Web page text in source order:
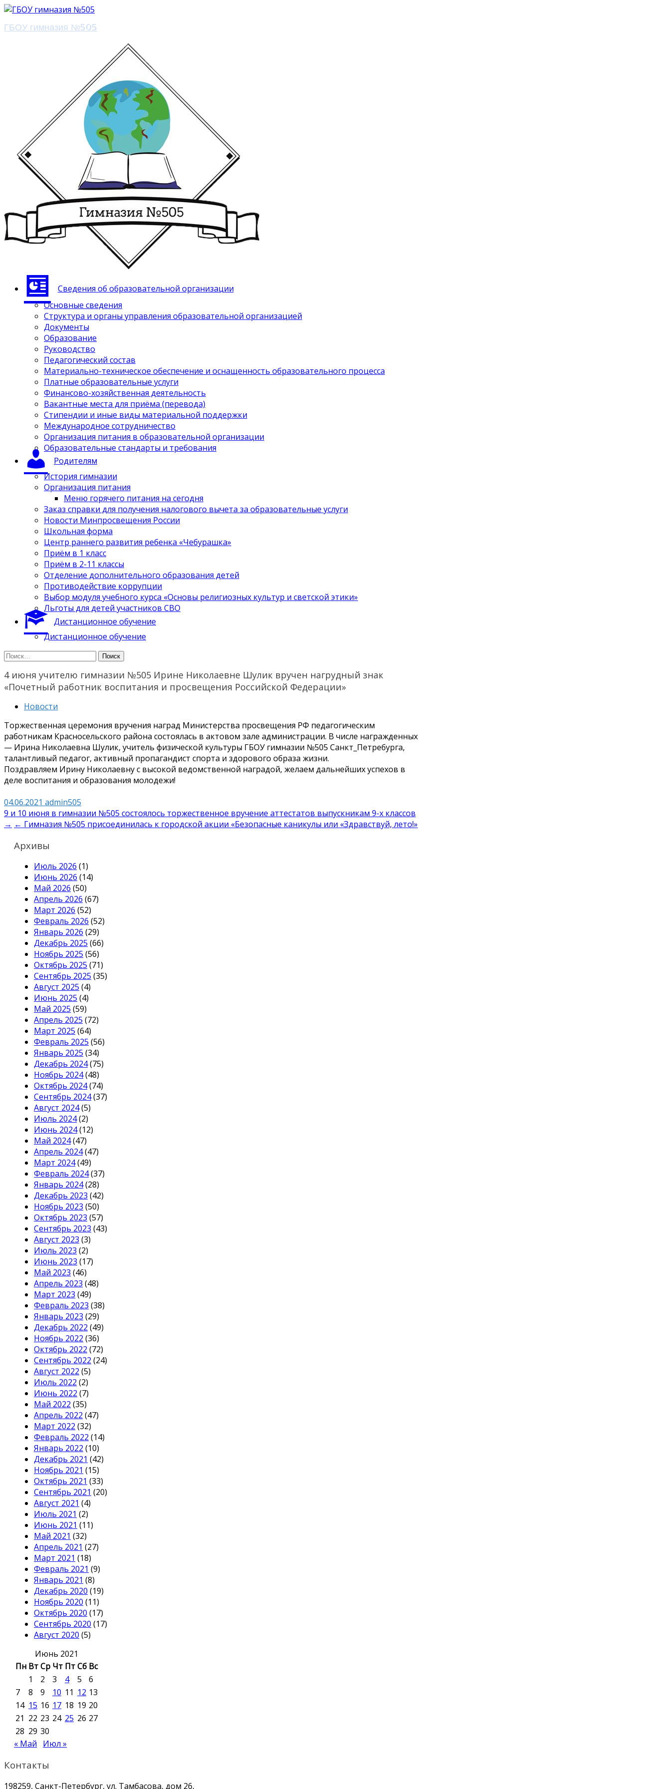
ГБОУ гимназия №505
Сведения об образовательной организации
Основные сведения
Структура и органы управления образовательной организацией
Документы
Образование
Руководство
Педагогический состав
Материально-техническое обеспечение и оснащенность образовательного процесса
Платные образовательные услуги
Финансово-хозяйственная деятельность
Вакантные места для приёма (перевода)
Стипендии и иные виды материальной поддержки
Международное сотрудничество
Организация питания в образовательной организации
Образовательные стандарты и требования
Родителям
История гимназии
Организация питания
Меню горячего питания на сегодня
Заказ справки для получения налогового вычета за образовательные услуги
Новости Минпросвещения России
Школьная форма
Центр раннего развития ребенка «Чебурашка»
Приём в 1 класс
Приём в 2-11 классы
Отделение дополнительного образования детей
Противодействие коррупции
Выбор модуля учебного курса «Основы религиозных культур и светской этики»
Льготы для детей участников СВО
Дистанционное обучение
Дистанционное обучение
Найти:
4 июня учителю гимназии №505 Ирине Николаевне Шулик вручен нагрудный знак
«Почетный работник воспитания и просвещения Российской Федерации»
Новости
Торжественная церемония вручения наград Министерства просвещения РФ педагогическим
работникам Красносельского района состоялась в актовом зале администрации. В числе награжденных
— Ирина Николаевна Шулик, учитель физической культуры ГБОУ гимназии №505 Санкт_Петребурга,
талантливый педагог, активный пропагандист спорта и здорового образа жизни.
Поздравляем Ирину Николаевну с высокой ведомственной наградой, желаем дальнейших успехов в
деле воспитания и образования молодежи!
04.06.2021 admin505
Навигация
по
9 и 10 июня в гимназии №505 состоялось торжественное вручение аттестатов выпускникам 9-х классов
→ ← Гимназия №505 присоединилась к городской акции «Безопасные каникулы или «Здравствуй, лето!»
Архивы
Июль 2026 (1)
Июнь 2026 (14)
Май 2026 (50)
Апрель 2026 (67)
Март 2026 (52)
Февраль 2026 (52)
Январь 2026 (29)
Декабрь 2025 (66)
Ноябрь 2025 (56)
Октябрь 2025 (71)
Сентябрь 2025 (35)
Август 2025 (4)
Июнь 2025 (4)
Май 2025 (59)
Апрель 2025 (72)
Март 2025 (64)
Февраль 2025 (56)
Январь 2025 (34)
Декабрь 2024(75)
Ноябрь 2024(48)
Октябрь 2024(74)
Сентябрь 2024(37)
Август 2024(5)
Июль 2024(2)
Июнь 2024(12)
Май 2024(47)
Апрель 2024(47)
Март 2024(49)
Февраль 2024(37)
Январь 2024(28)
Декабрь 2023 (42)
Ноябрь 2023 (50)
Октябрь 2023 (57)
Сентябрь 2023 (43)
Август 2023 (3)
Июль 2023 (2)
Июнь 2023 (17)
Май 2023 (46)
Апрель 2023 (48)
Март 2023 (49)
Февраль 2023 (38)
Январь 2023 (29)
Декабрь 2022 (49)
Ноябрь 2022 (36)
Октябрь 2022 (72)
Сентябрь 2022 (24)
Август 2022 (5)
Июль 2022 (2)
Июнь 2022 (7)
Май 2022 (35)
Апрель 2022 (47)
Март 2022 (32)
Февраль 2022 (14)
Январь 2022 (10)
Декабрь 2021 (42)
Ноябрь 2021 (15)
Октябрь 2021 (33)
Сентябрь 2021 (20)
Август 2021 (4)
Июль 2021 (2)
Июнь 2021 (11)
Май 2021 (32)
Апрель 2021 (27)
Март 2021 (18)
Февраль 2021 (9)
Январь 2021 (8)
Декабрь 2020 (19)
Ноябрь 2020 (11)
Октябрь 2020 (17)
Сентябрь 2020 (17)
Август 2020 (5)
Июнь 2021
Пн ВтСр Чт ПтСб Вс
1
2 3 4 5
6
7
8 9 10 11 12 13
14 15 16 17 18 19 20
21 22 23 24 25 26 27
28 29 30
« Май
Июл »
Контакты
198259, Санкт-Петербург, ул. Тамбасова, дом 26,